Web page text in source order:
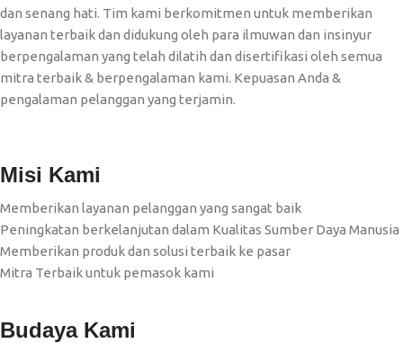
dan senang hati. Tim kami berkomitmen untuk memberikan
layanan terbaik dan didukung oleh para ilmuwan dan insinyur
berpengalaman yang telah dilatih dan disertifikasi oleh semua
mitra terbaik & berpengalaman kami. Kepuasan Anda &
pengalaman pelanggan yang terjamin.
Misi Kami
Memberikan layanan pelanggan yang sangat baik
Peningkatan berkelanjutan dalam Kualitas Sumber Daya Manusia
Memberikan produk dan solusi terbaik ke pasar
Mitra Terbaik untuk pemasok kami
Budaya Kami